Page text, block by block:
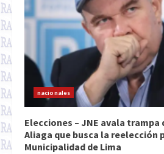
nacionales
Elecciones – JNE avala trampa
Aliaga que busca la reelección
Municipalidad de Lima